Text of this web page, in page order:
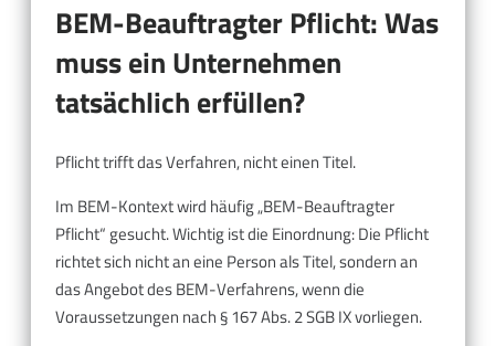
BEM-Beauftragter Pflicht: Was
muss ein Unternehmen
tatsächlich erfüllen?
Pflicht trifft das Verfahren, nicht einen Titel.
Im BEM-Kontext wird häufig „BEM-Beauftragter
Pflicht“ gesucht. Wichtig ist die Einordnung: Die Pflicht
richtet sich nicht an eine Person als Titel, sondern an
das Angebot des BEM-Verfahrens, wenn die
Voraussetzungen nach § 167 Abs. 2 SGB IX vorliegen.